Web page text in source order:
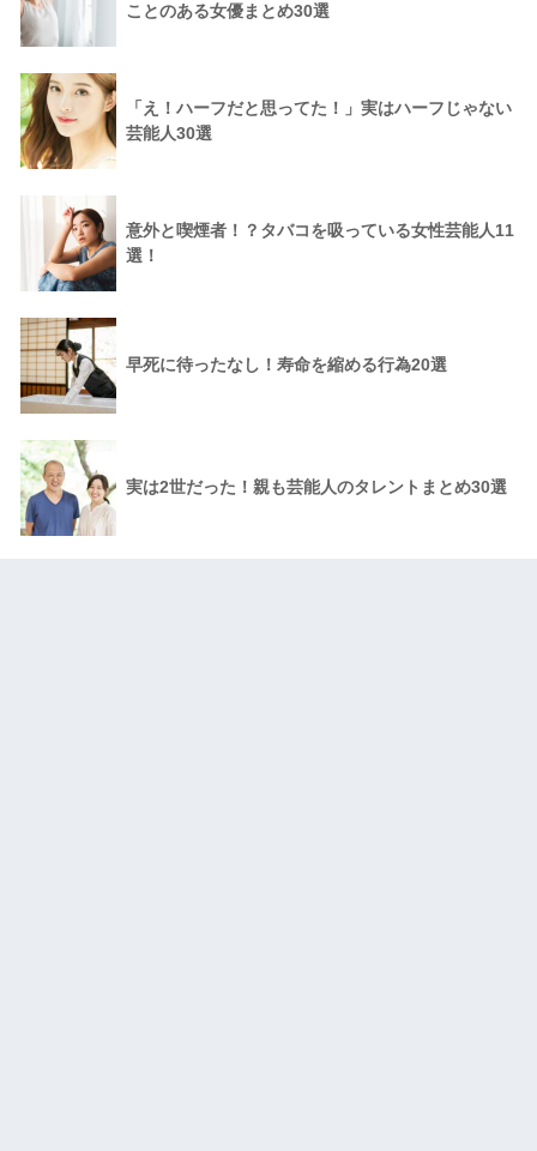
ことのある女優まとめ30選
「え！ハーフだと思ってた！」実はハーフじゃない
芸能人30選
意外と喫煙者！？タバコを吸っている女性芸能人11
選！
早死に待ったなし！寿命を縮める行為20選
実は2世だった！親も芸能人のタレントまとめ30選